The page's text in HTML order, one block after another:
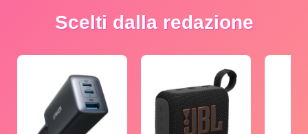
Scelti dalla redazione